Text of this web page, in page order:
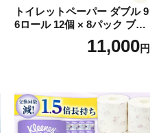
トイレットペーパー ダブル 9
6ロール 12個 × 8パック ブラ
ンカ 再生紙 100％ 芯あり 日
用品 消耗品 無香料 生活用品
11,000円